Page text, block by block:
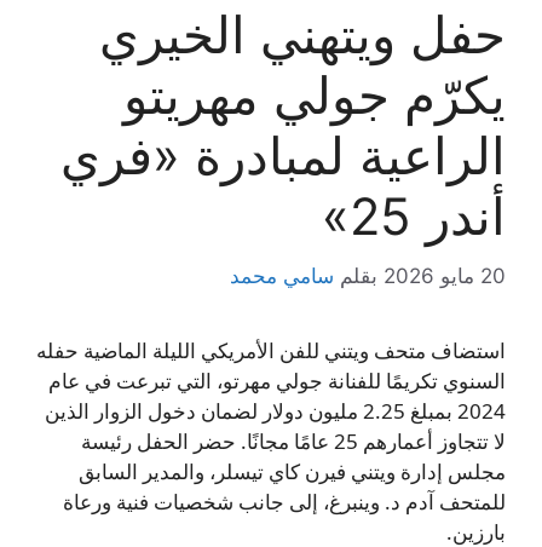
حفل ويتهني الخيري
يكرّم جولي مهريتو
الراعية لمبادرة «فري
أندر 25»
20 مايو 2026 بقلم سامي محمد
استضاف متحف ويتني للفن الأمريكي الليلة الماضية حفله
السنوي تكريمًا للفنانة جولي مهرتو، التي تبرعت في عام
2024 بمبلغ 2.25 مليون دولار لضمان دخول الزوار الذين
لا تتجاوز أعمارهم 25 عامًا مجانًا. حضر الحفل رئيسة
مجلس إدارة ويتني فيرن كاي تيسلر، والمدير السابق
للمتحف آدم د. وينبرغ، إلى جانب شخصيات فنية ورعاة
بارزين.